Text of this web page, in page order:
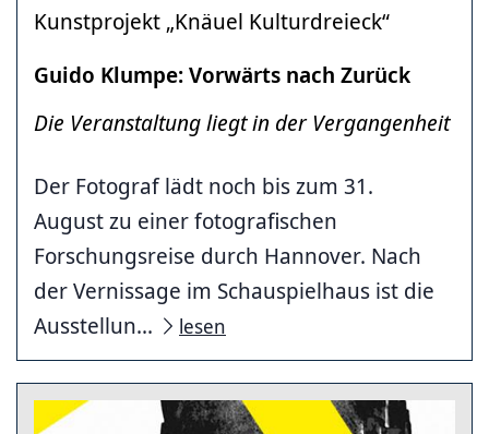
Kunstprojekt „Knäuel Kulturdreieck“
Guido Klumpe: Vorwärts nach Zurück
Die Veranstaltung liegt in der Vergangenheit
Der Fotograf lädt noch bis zum 31.
August zu einer fotografischen
Forschungsreise durch Hannover. Nach
der Vernissage im Schauspielhaus ist die
Ausstellun...
lesen